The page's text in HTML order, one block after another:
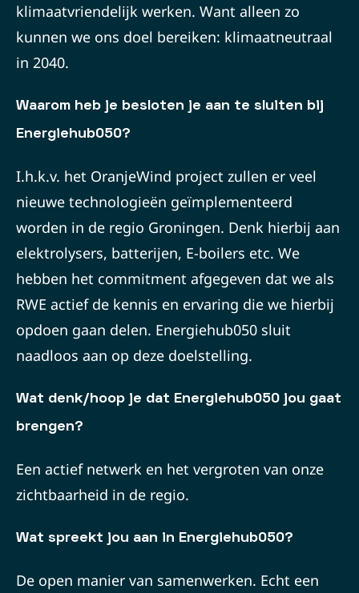
klimaatvriendelijk werken. Want alleen zo
kunnen we ons doel bereiken: klimaatneutraal
in 2040.
Waarom heb je besloten je aan te sluiten bij
Energiehub050?
I.h.k.v. het OranjeWind project zullen er veel
nieuwe technologieën geïmplementeerd
worden in de regio Groningen. Denk hierbij aan
elektrolysers, batterijen, E-boilers etc. We
hebben het commitment afgegeven dat we als
RWE actief de kennis en ervaring die we hierbij
opdoen gaan delen. Energiehub050 sluit
naadloos aan op deze doelstelling.
Wat denk/hoop je dat Energiehub050 jou gaat
brengen?
Een actief netwerk en het vergroten van onze
zichtbaarheid in de regio.
Wat spreekt jou aan in Energiehub050?
De open manier van samenwerken. Echt een